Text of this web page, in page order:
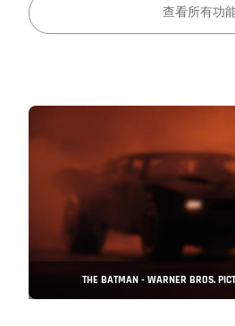
查看所有功
THE BATMAN - WARNER BROS.